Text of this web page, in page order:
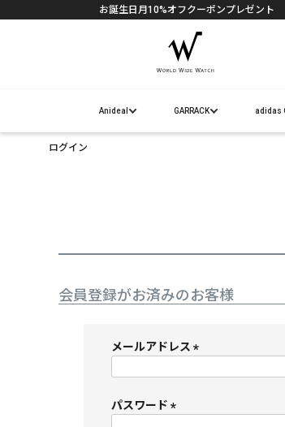
お誕生日月10%オフクーポンプレゼント
Anideal GARRACK adidas
ログイン
会員登録がお済みのお客様
メールアドレス
)
パスワード